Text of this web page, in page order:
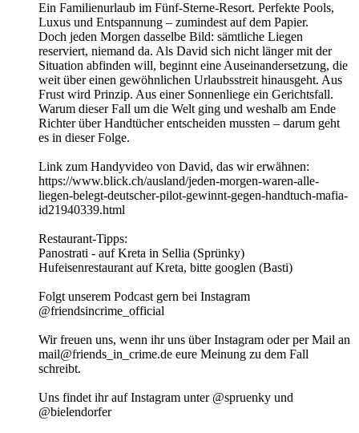
Ein Familienurlaub im Fünf-Sterne-Resort. Perfekte Pools,
Luxus und Entspannung – zumindest auf dem Papier.
Doch jeden Morgen dasselbe Bild: sämtliche Liegen
reserviert, niemand da. Als David sich nicht länger mit der
Situation abfinden will, beginnt eine Auseinandersetzung, die
weit über einen gewöhnlichen Urlaubsstreit hinausgeht. Aus
Frust wird Prinzip. Aus einer Sonnenliege ein Gerichtsfall.
Warum dieser Fall um die Welt ging und weshalb am Ende
Richter über Handtücher entscheiden mussten – darum geht
es in dieser Folge.
Link zum Handyvideo von David, das wir erwähnen:
https://www.blick.ch/ausland/jeden-morgen-waren-alle-
liegen-belegt-deutscher-pilot-gewinnt-gegen-handtuch-mafia-
id21940339.html
Restaurant-Tipps:
Panostrati - auf Kreta in Sellia (Sprünky)
Hufeisenrestaurant auf Kreta, bitte googlen (Basti)
Folgt unserem Podcast gern bei Instagram
@friendsincrime_official
Wir freuen uns, wenn ihr uns über Instagram oder per Mail an
mail@friends_in_crime.de eure Meinung zu dem Fall
schreibt.
Uns findet ihr auf Instagram unter @spruenky und
@bielendorfer